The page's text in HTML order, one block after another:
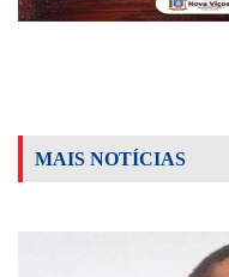
MAIS NOTÍCIAS